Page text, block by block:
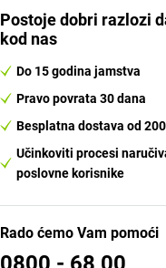
Postoje dobri razlozi
kod nas
Do 15 godina jamstva
Pravo povrata 30 dana
Besplatna dostava od
Učinkoviti procesi
poslovne korisnike
Rado ćemo Vam pomoći